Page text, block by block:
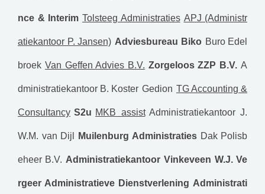
nce & Interim Tolsteeg Administraties APJ (Administr
atiekantoor P. Jansen) Adviesbureau Biko Buro Edel
broek Van Geffen Advies B.V. Zorgeloos ZZP B.V. A
dministratiekantoor B. Koster Gedion TG Accounting &
Consultancy S2u MKB assist Administratiekantoor J.
W.M. van Dijl Muilenburg Administraties Dak Polisb
eheer B.V. Administratiekantoor Vinkeveen W.J. Ve
rgeer Administratieve Dienstverlening Administrati